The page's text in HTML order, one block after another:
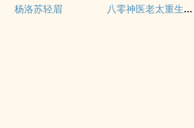
杨洛苏轻眉
八零神医老太重生极品儿女排队等死